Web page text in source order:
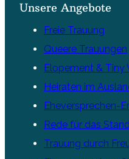
Unsere Angebote
Freie Trauung
Queere Trauungen
Elopement & Tiny
Heiraten im
Eheversprechen-
Rede für das
Trauung durch